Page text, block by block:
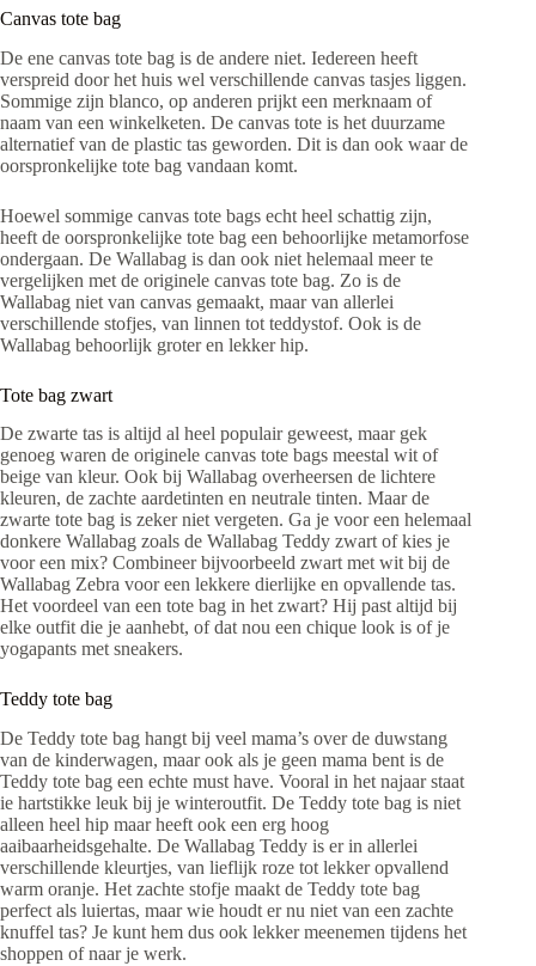
Canvas tote bag
De ene canvas tote bag is de andere niet. Iedereen heeft
verspreid door het huis wel verschillende canvas tasjes liggen.
Sommige zijn blanco, op anderen prijkt een merknaam of
naam van een winkelketen. De canvas tote is het duurzame
alternatief van de plastic tas geworden. Dit is dan ook waar de
oorspronkelijke tote bag vandaan komt.
Hoewel sommige canvas tote bags echt heel schattig zijn,
heeft de oorspronkelijke tote bag een behoorlijke metamorfose
ondergaan. De Wallabag is dan ook niet helemaal meer te
vergelijken met de originele canvas tote bag. Zo is de
Wallabag niet van canvas gemaakt, maar van allerlei
verschillende stofjes, van linnen tot teddystof. Ook is de
Wallabag behoorlijk groter en lekker hip.
Tote bag zwart
De zwarte tas is altijd al heel populair geweest, maar gek
genoeg waren de originele canvas tote bags meestal wit of
beige van kleur. Ook bij Wallabag overheersen de lichtere
kleuren, de zachte aardetinten en neutrale tinten. Maar de
zwarte tote bag is zeker niet vergeten. Ga je voor een helemaal
donkere Wallabag zoals de Wallabag Teddy zwart of kies je
voor een mix? Combineer bijvoorbeeld zwart met wit bij de
Wallabag Zebra voor een lekkere dierlijke en opvallende tas.
Het voordeel van een tote bag in het zwart? Hij past altijd bij
elke outfit die je aanhebt, of dat nou een chique look is of je
yogapants met sneakers.
Teddy tote bag
De Teddy tote bag hangt bij veel mama’s over de duwstang
van de kinderwagen, maar ook als je geen mama bent is de
Teddy tote bag een echte must have. Vooral in het najaar staat
ie hartstikke leuk bij je winteroutfit. De Teddy tote bag is niet
alleen heel hip maar heeft ook een erg hoog
aaibaarheidsgehalte. De Wallabag Teddy is er in allerlei
verschillende kleurtjes, van lieflijk roze tot lekker opvallend
warm oranje. Het zachte stofje maakt de Teddy tote bag
perfect als luiertas, maar wie houdt er nu niet van een zachte
knuffel tas? Je kunt hem dus ook lekker meenemen tijdens het
shoppen of naar je werk.